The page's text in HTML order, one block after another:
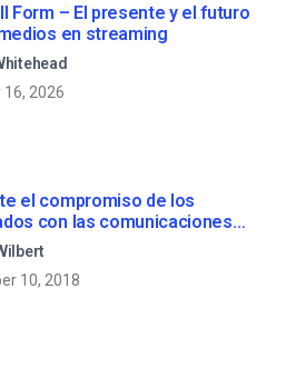
Form – El presente y el futuro
en streaming
2026
el compromiso de los
con las comunicaciones
en directo
10, 2018